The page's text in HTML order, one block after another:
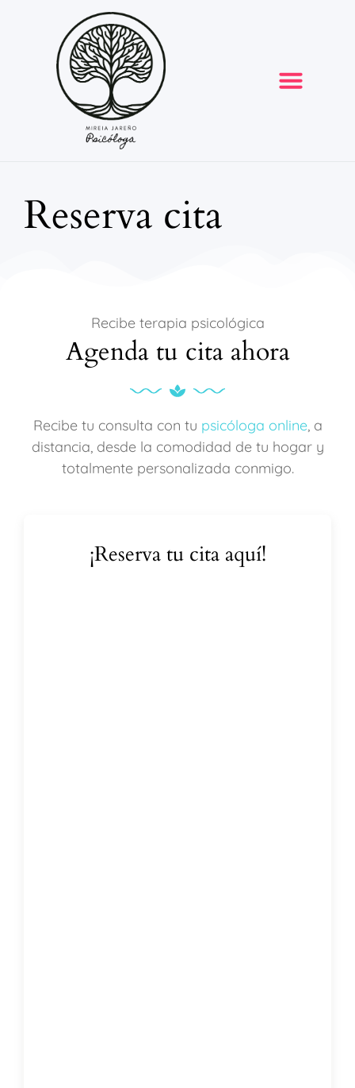
Reserva cita
Recibe terapia psicológica
Agenda tu cita ahora
Recibe tu consulta con tu psicóloga online, a
distancia, desde la comodidad de tu hogar y
totalmente personalizada conmigo.
¡Reserva tu cita aquí!